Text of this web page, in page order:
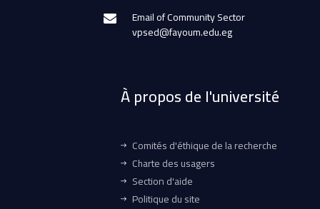
Email of Community Sector
vpsed@fayoum.edu.eg
À propos de l'université
Comités d'éthique de la recherche
Charte des usagers
Section d'aide
Politique du site